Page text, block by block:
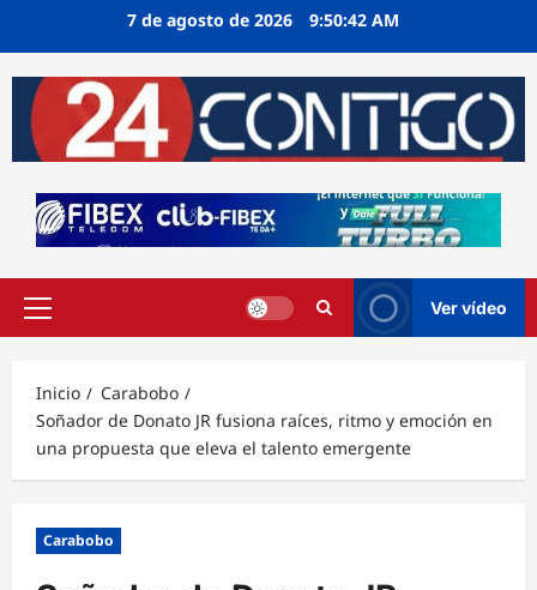
7 de agosto de 2026 9:50:43 AM
Menú
Ver vídeo
Inicio
Carabobo
Soñador de Donato JR fusiona raíces, ritmo y emoción en
una propuesta que eleva el talento emergente
Carabobo